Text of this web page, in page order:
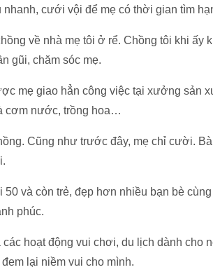
cưới vội để mẹ có thời gian tìm
về nhà mẹ tôi ở rể. Chồng tôi khi ấy
gũi, chăm sóc mẹ.
mẹ giao hẳn công việc tại xưởng sản
cơm nước, trồng hoa…
Cũng như trước đây, mẹ chỉ cười.
50 và còn trẻ, đẹp hơn nhiều bạn bè
phúc.
các hoạt động vui chơi, du lịch dành cho
lại niềm vui cho mình.